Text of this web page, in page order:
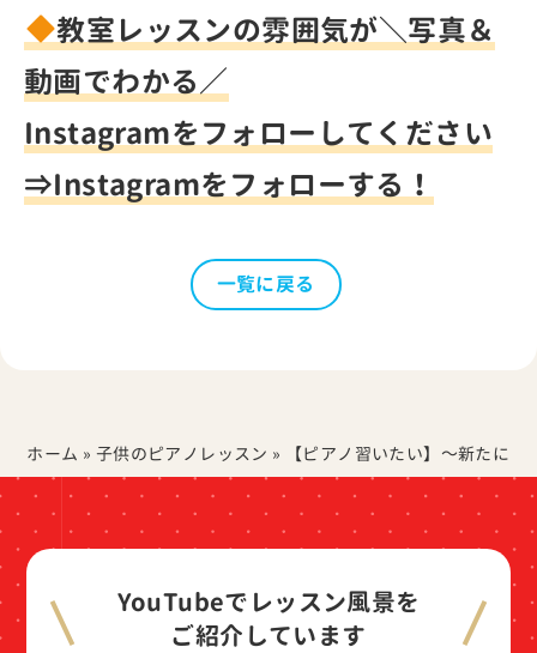
教室レッスンの雰囲気が＼写真＆
動画でわかる／
Instagramをフォローしてください
⇒Instagramをフォローする！
一覧に戻る
ホーム » 子供のピアノレッスン » 【ピアノ習いたい】～新たに
YouTubeでレッスン風景を
ご紹介しています